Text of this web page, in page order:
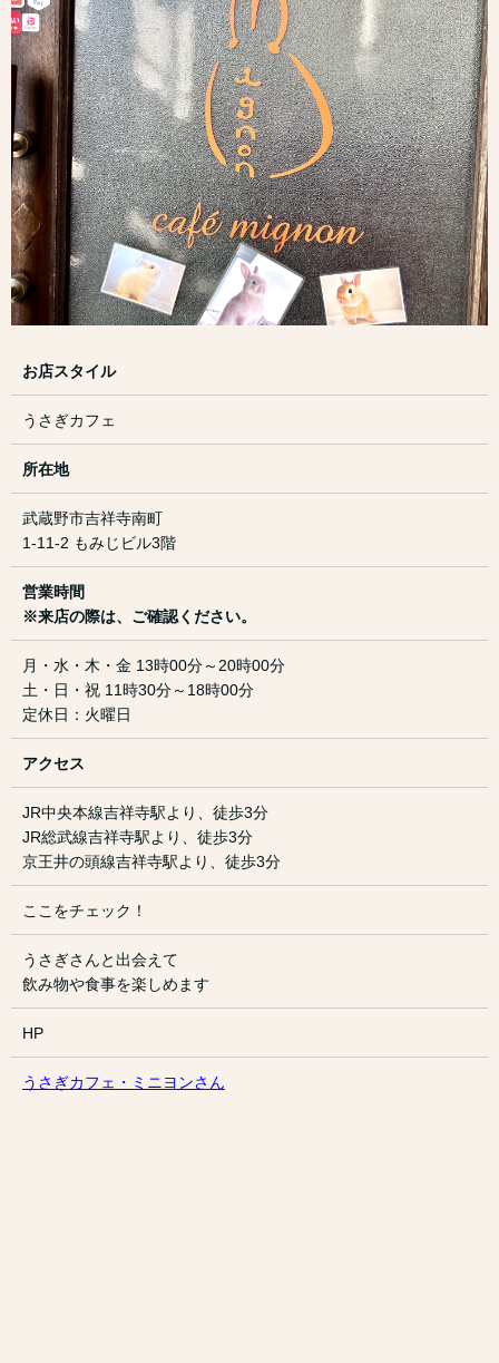
お店スタイル
うさぎカフェ
所在地
武蔵野市吉祥寺南町
1-11-2 もみじビル3階
営業時間
※来店の際は、ご確認ください。
月・水・木・金 13時00分～20時00分
土・日・祝 11時30分～18時00分
定休日：火曜日
アクセス
JR中央本線吉祥寺駅より、徒歩3分
JR総武線吉祥寺駅より、徒歩3分
京王井の頭線吉祥寺駅より、徒歩3分
ここをチェック！
うさぎさんと出会えて
飲み物や食事を楽しめます
HP
うさぎカフェ・ミニヨンさん